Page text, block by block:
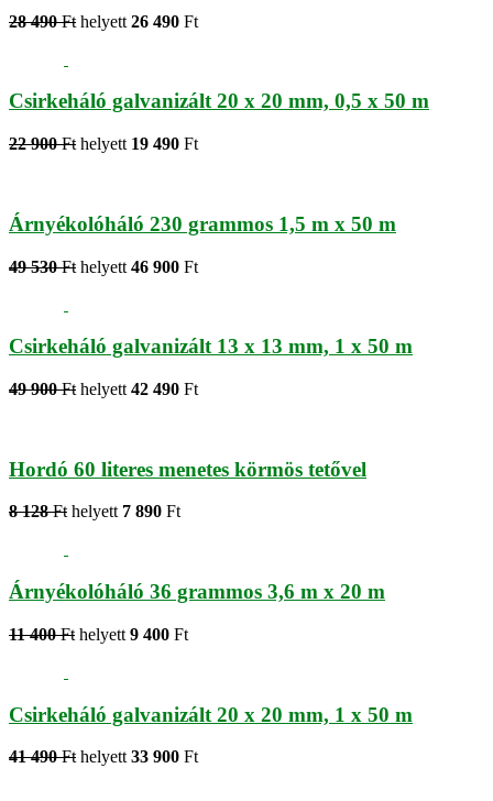
28 490 Ft helyett 26 490 Ft
Csirkeháló galvanizált 20 x 20 mm, 0,5 x 50 m
22 900 Ft helyett 19 490 Ft
Árnyékolóháló 230 grammos 1,5 m x 50 m
49 530 Ft helyett 46 900 Ft
Csirkeháló galvanizált 13 x 13 mm, 1 x 50 m
49 900 Ft helyett 42 490 Ft
Hordó 60 literes menetes körmös tetővel
8 128 Fthelyett 7 890 Ft
Árnyékolóháló 36 grammos 3,6 m x 20 m
11 400 Ft helyett 9 400 Ft
Csirkeháló galvanizált 20 x 20 mm, 1 x 50 m
41 490 Ft helyett 33 900 Ft